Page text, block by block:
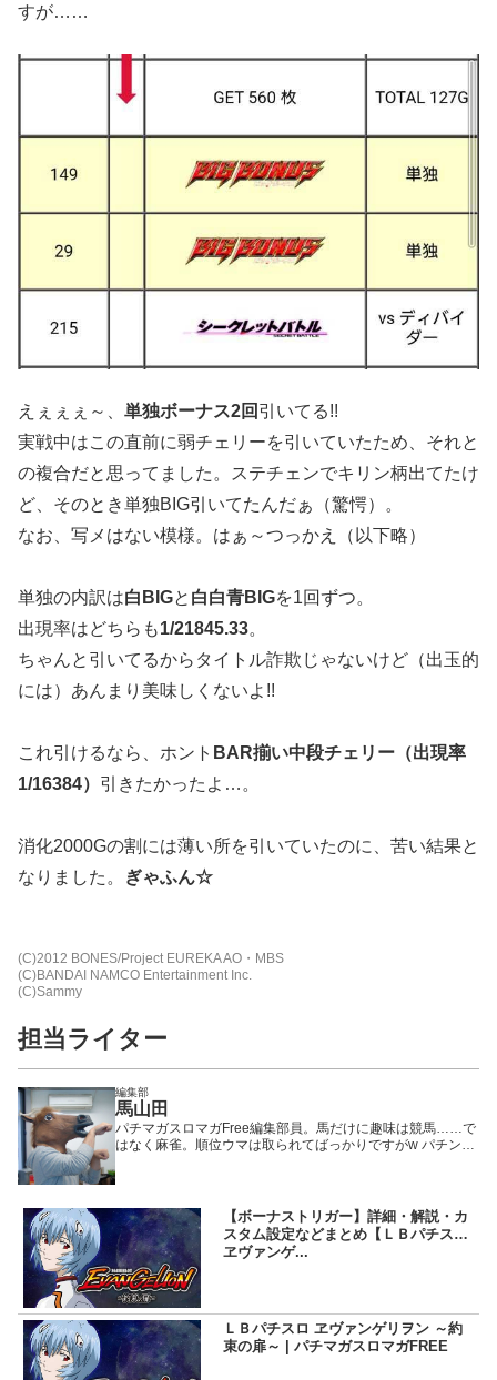
すが……
えぇぇぇ～、 単独ボーナス2回 引いてる!!
実戦中はこの直前に弱チェリーを引いていたため、それと
の複合だと思ってました。ステチェンでキリン柄出てたけ
ど、そのとき単独BIG引いてたんだぁ（驚愕）。
なお、写メはない模様。はぁ～つっかえ（以下略）
単独の内訳は白BIGと 白白青BIGを1回ずつ。
出現率はどちらも1/21845.33。
ちゃんと引いてるからタイトル詐欺じゃないけど（出玉的
には）あんまり美味しくないよ!!
これ引けるなら、ホント BAR揃い中段チェリー（出現率
1/16384） 引きたかったよ…。
消化2000Gの割には薄い所を引いていたのに、苦い結果と
なりました。
ぎゃふん☆
(C)2012 BONES/Project EUREKA AO・MBS
(C)BANDAI NAMCO Entertainment Inc.
(C)Sammy
担当ライター
編集部
馬山田
パチマガスロマガFree編集部員。馬だけに趣味は競馬……で
はなく麻雀。順位ウマは取られてばっかりですがw パチンコ
【ボーナストリガー】詳細・解説・カ
スタム設定などまとめ【ＬＢパチスロ
ヱヴァンゲ...
ＬＢパチスロ ヱヴァンゲリヲン ～約
束の扉～ | パチマガスロマガFREE